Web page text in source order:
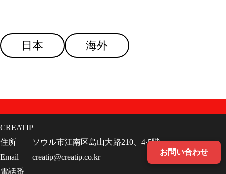
日本 海外
CREATIP
住所
ソウル市江南区島山大路210、4·5階
Email
creatip@creatip.co.kr
電話番
お問い合わせ